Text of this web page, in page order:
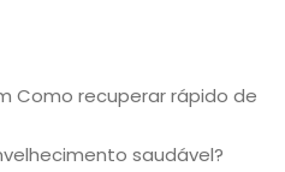
Como recuperar rápido de
saudável?